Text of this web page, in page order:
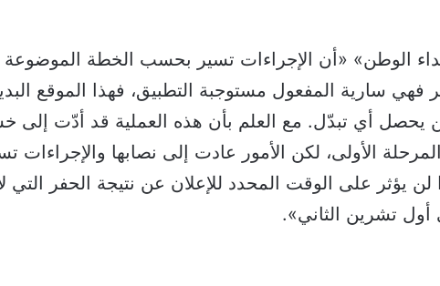
الوطن» «أن الإجراءات تسير بحسب الخطة
فهي سارية المفعول مستوجبة التطبيق، فهذا الموقع
يحصل أي تبدّل. مع العلم بأن هذه العملية قد أدّت إلى
الأولى، لكن الأمور عادت إلى نصابها والإجراءات
لن يؤثر على الوقت المحدد للإعلان عن نتيجة الحفر التي
تشرين الثاني».